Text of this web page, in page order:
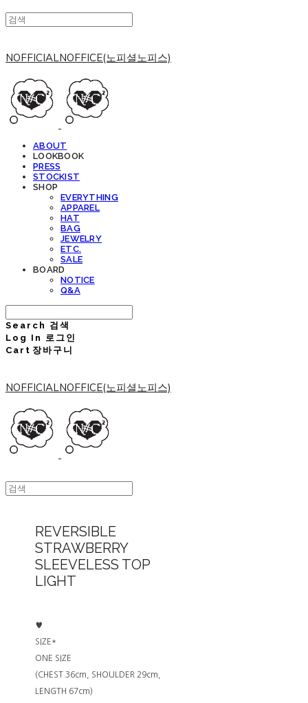
NOFFICIALNOFFICE(노피셜노피스)
ABOUT
LOOKBOOK
PRESS
STOCKIST
SHOP
EVERYTHING
APPAREL
HAT
BAG
JEWELRY
ETC.
SALE
BOARD
NOTICE
Q&A
Search 검색
Log In 로그인
Cart 장바구니
NOFFICIALNOFFICE(노피셜노피스)
REVERSIBLE
STRAWBERRY
SLEEVELESS TOP
LIGHT
♥
SIZE*
ONE SIZE
(CHEST 36cm, SHOULDER 29cm,
LENGTH 67cm)